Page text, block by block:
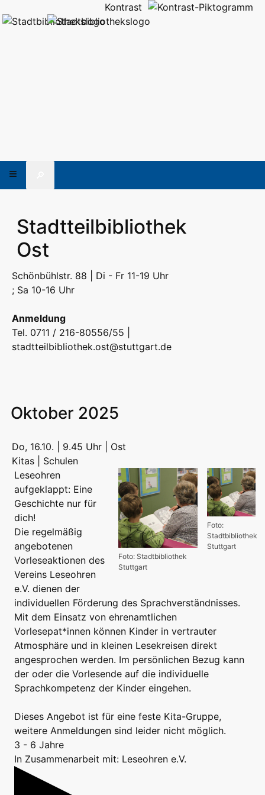
Kontrast
Stadtteilbibliothek
Ost
Schönbühlstr. 88 | Di - Fr 11-19 Uhr
; Sa 10-16 Uhr
Anmeldung
Tel. 0711 / 216-80556/55 |
stadtteilbibliothek.ost@stuttgart.de
Oktober 2025
Do, 16.10. | 9.45 Uhr | Ost
Kitas | Schulen
Foto:
Stadtbibliothek
Stuttgart
Foto: Stadtbibliothek
Stuttgart
Leseohren
aufgeklappt: Eine
Geschichte nur für
dich!
Die regelmäßig
angebotenen
Vorleseaktionen des
Vereins Leseohren
e.V. dienen der
individuellen Förderung des Sprachverständnisses.
Mit dem Einsatz von ehrenamtlichen
Vorlesepat*innen können Kinder in vertrauter
Atmosphäre und in kleinen Lesekreisen direkt
angesprochen werden. Im persönlichen Bezug kann
der oder die Vorlesende auf die individuelle
Sprachkompetenz der Kinder eingehen.
Dieses Angebot ist für eine feste Kita-Gruppe,
weitere Anmeldungen sind leider nicht möglich.
3 - 6 Jahre
In Zusammenarbeit mit: Leseohren e.V.